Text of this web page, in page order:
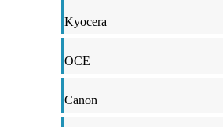
Kyocera
OCE
Canon